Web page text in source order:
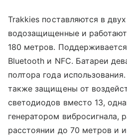
Trakkies поставляются в
водозащищенные и
180 метров.
Bluetooth и NFC. Батареи
полтора года
также защищены от
светодиодов вместо 13,
генератором вибросигнала,
расстоянии до 70 метров и